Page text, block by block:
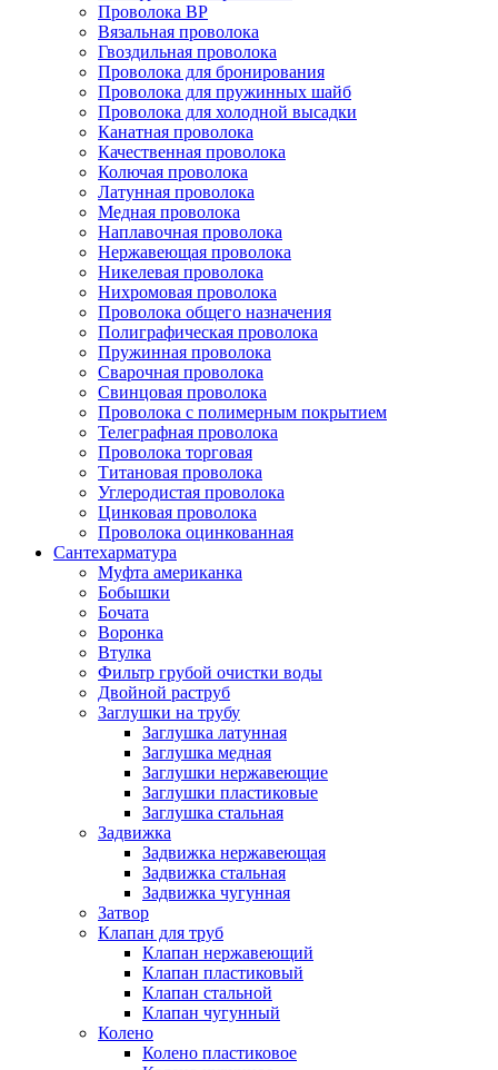
Проволока ВР
Вязальная проволока
Гвоздильная проволока
Проволока для бронирования
Проволока для пружинных шайб
Проволока для холодной высадки
Канатная проволока
Качественная проволока
Колючая проволока
Латунная проволока
Медная проволока
Наплавочная проволока
Нержавеющая проволока
Никелевая проволока
Нихромовая проволока
Проволока общего назначения
Полиграфическая проволока
Пружинная проволока
Сварочная проволока
Свинцовая проволока
Проволока с полимерным покрытием
Телеграфная проволока
Проволока торговая
Титановая проволока
Углеродистая проволока
Цинковая проволока
Проволока оцинкованная
Сантехарматура
Муфта американка
Бобышки
Бочата
Воронка
Втулка
Фильтр грубой очистки воды
Двойной раструб
Заглушки на трубу
Заглушка латунная
Заглушка медная
Заглушки нержавеющие
Заглушки пластиковые
Заглушка стальная
Задвижка
Задвижка нержавеющая
Задвижка стальная
Задвижка чугунная
Затвор
Клапан для труб
Клапан нержавеющий
Клапан пластиковый
Клапан стальной
Клапан чугунный
Колено
Колено пластиковое